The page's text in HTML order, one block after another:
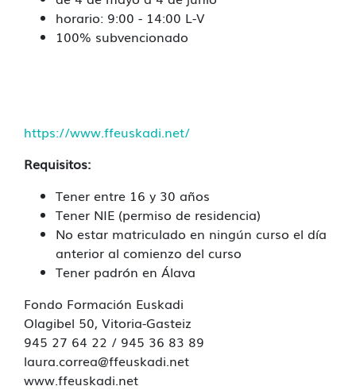
horario: 9:00 - 14:00 L-V
100% subvencionado
https://www.ffeuskadi.net/
Requisitos:
Tener entre 16 y 30 años
Tener NIE (permiso de residencia)
No estar matriculado en ningún curso el día
anterior al comienzo del curso
Tener padrón en Álava
Fondo Formación Euskadi
Olagibel 50, Vitoria-Gasteiz
945 27 64 22 / 945 36 83 89
laura.correa@ffeuskadi.net
www.ffeuskadi.net